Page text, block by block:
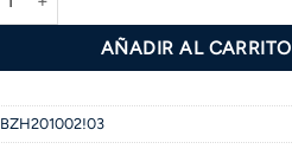
AÑADIR AL CARRITO
BZH201002!03